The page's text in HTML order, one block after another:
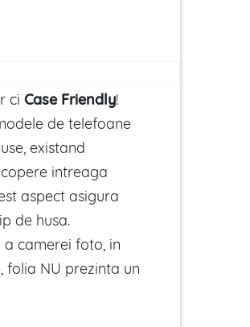
ci Case Friendly!
de telefoane
existand
intreaga
aspect asigura
de husa.
camerei foto, in
folia NU prezinta un